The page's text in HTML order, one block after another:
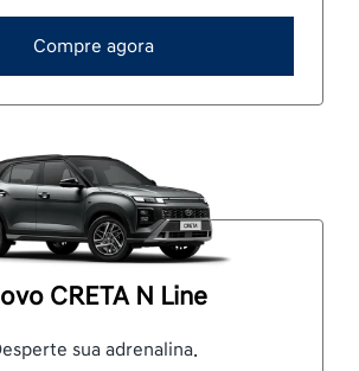
Compre agora
CRETA N Line
sua adrenalina.